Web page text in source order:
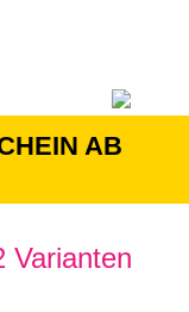
AB
Varianten